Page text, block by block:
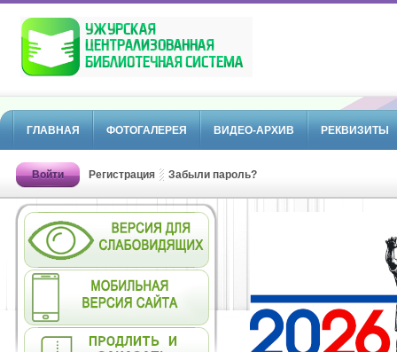
ГЛАВНАЯ ФОТОГАЛЕРЕЯ ВИДЕО-АРХИВ РЕКВИЗИТЫ
Войти Регистрация Забыли пароль?